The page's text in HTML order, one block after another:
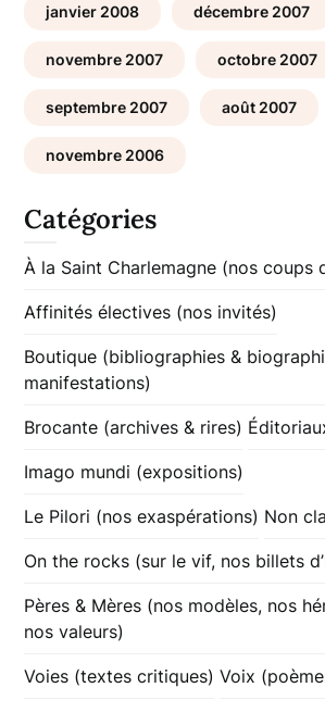
janvier 2008 décembre 2007
novembre 2007 octobre 2007
septembre 2007 août 2007
novembre 2006
Catégories
À la Saint Charlemagne (nos coups
Affinités électives (nos invités)
Boutique (bibliographies &
manifestations)
Brocante (archives & rires)
Imago mundi (expositions)
Le Pilori (nos exaspérations) Non
On the rocks (sur le vif, nos billets
Pères & Mères (nos modèles, nos
nos valeurs)
Voies (textes critiques) Voix